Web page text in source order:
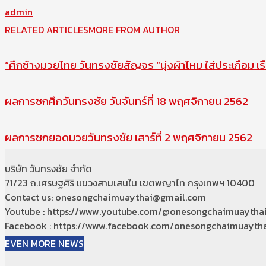
admin
RELATED ARTICLESMORE FROM AUTHOR
“ศึกช้างมวยไทย วันทรงชัยสัญจร “นุ่งผ้าไหม ใส่ประเกือม เ
ผลการชกศึกวันทรงชัย วันจันทร์ที่ 18 พฤศจิกายน 2562
ผลการชกยอดมวยวันทรงชัย เสาร์ที่ 2 พฤศจิกายน 2562
บริษัท วันทรงชัย จำกัด
71/23 ถ.เศรษฐศิริ แขวงสามเสนใน เขตพญาไท กรุงเทพฯ 10400
Contact us: onesongchaimuaythai@gmail.com
Youtube : https://www.youtube.com/@onesongchaimuaythai
Facebook : https://www.facebook.com/
EVEN MORE NEWS